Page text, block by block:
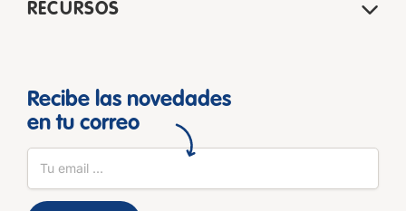
RECURSOS
Recibe las novedades
en tu correo